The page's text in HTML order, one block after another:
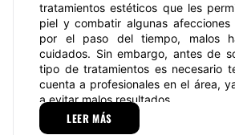
tratamientos estéticos que les
piel y combatir algunas
por el paso del tiempo, malos
cuidados. Sin embargo, antes de
tipo de tratamientos es necesario
cuenta a profesionales en el área,
a evitar malos resultados.
Servicios de la consulta
LEER MÁS